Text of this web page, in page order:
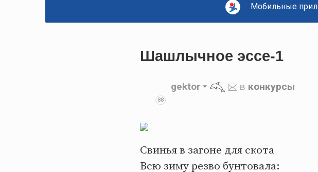
Мобильные
Шашлычное эссе-1
88
gektor в конкурсы
Свинья в загоне для скота
Всю зиму резво бунтовала: